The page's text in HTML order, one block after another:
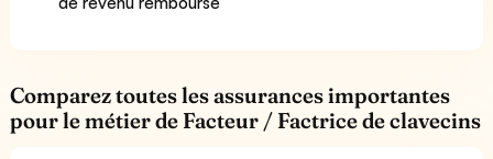
Comparez toutes les assurances importantes
pour le métier de Facteur / Factrice de clavecins